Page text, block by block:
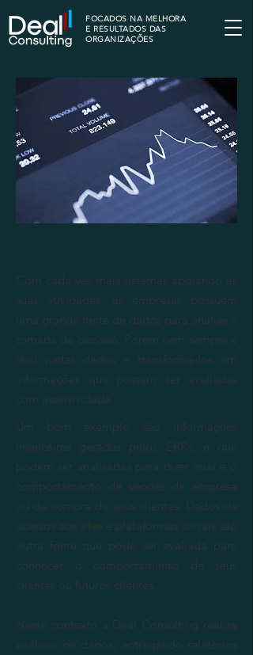
FOCADOS NA MELHORA
E RESULTADOS DAS
ORGANIZAÇÕES
Com cada vez mais sistemas apoiando às
suas atividades, às empresas possuem
uma grande fonte de dados para análise e
tomada de decisão. Porém nem sempre é
fácil juntar dados e transformá-los em
informações que possam ser avaliadas
com assertividade.
Um bom exemplo são informações
financeiras geradas pelos ERPs, e que
podem ser analisadas para dizer qual é o
comportamento de vendas da empresa
ou de compra de seus clientes. Dados de
acessos aos sites e plataformas sociais são
outra fonte que pode ser avaliada para
conhecer o comportamento de seus
clientes ou futuros clientes.
Neste contexto a Deal Consulting realiza
análises de dados, entregando relatórios